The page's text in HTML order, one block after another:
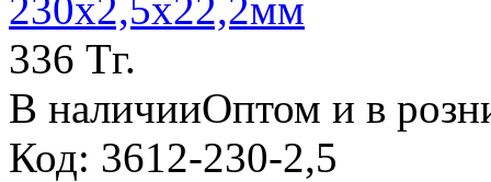
336 Тг.
В наличииОптом и в
Код: 3612-230-2,5